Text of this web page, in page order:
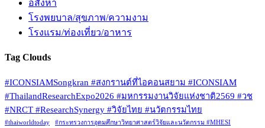
อสังหา
โรงพยบาล/สุขภาพ/ความงาม
โรงแรม/ท่องเที่ยว/อาหาร
Tag Clouds
#ICONSIAMSongkran #สงกรานต์ที่ไอคอนสยาม #ICONSIAM
#ThailandResearchExpo2026 #มหกรรมงานวิจัยแห่งชาติ2569 #วช
#NRCT #ResearchSynergy #วิจัยไทย #นวัตกรรมไทย
#thaiworldtoday #กระทรวงการอุดมศึกษาวิทยาศาสตร์วิจัยและนวัตกรรม #MHESI